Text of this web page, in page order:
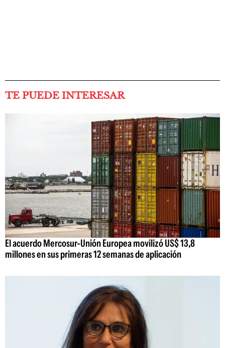
TE PUEDE INTERESAR
El acuerdo Mercosur-Unión Europea movilizó US$ 13,8
millones en sus primeras 12 semanas de aplicación